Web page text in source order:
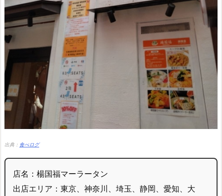
出典： 食べログ
店名：楊国福マーラータン
出店エリア：東京、神奈川、埼玉、静岡、愛知、大